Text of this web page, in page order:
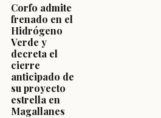
Corfo admite
frenado en el
Hidrógeno
Verde y
decreta el
cierre
anticipado de
su proyecto
estrella en
Magallanes